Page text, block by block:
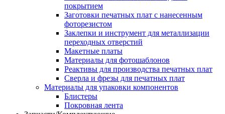
покрытием
Заготовки печатных плат с нанесенным
фоторезистом
Заклепки и инструмент для металлизации
переходных отверстий
Макетные платы
Материалы для фотошаблонов
Реактивы для производства печатных плат
Сверла и фрезы для печатных плат
Материалы для упаковки компонентов
Блистеры
Покровная лента